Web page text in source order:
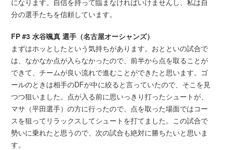
分の選手たちを信頼しています。
FP #3 水谷颯真 選手（名古屋オーシャンズ）
まずはホッとしたという気持ちがあります。おとといの試合で
は、なかなか点が入らなかったので、前半から点を取ることが
できて、チームが良い流れで進むことができたと思います。ゴ
ールのときは相手のDFが中に絞ると言っていたので、そこを見
つつ狙いました。点が入る前に思いっきり打ったシュートが、
マサ（平田選手）の方に行ったので、点を取った場面ではコー
スを狙ってリラックスしてシュートを打てました。この試合で
勢いに乗れたと思うので、次の試合も絶対に勝ちたいと思いま
す。